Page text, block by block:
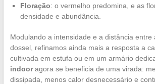
Floração: o vermelho predomina, e as
densidade e abundância.
Modulando a intensidade e a distância entre
dossel, refinamos ainda mais a resposta a
cultivada em estufa ou em um armário
indooragora se beneficia de uma virada:
dissipada, menos calor desnecessário e